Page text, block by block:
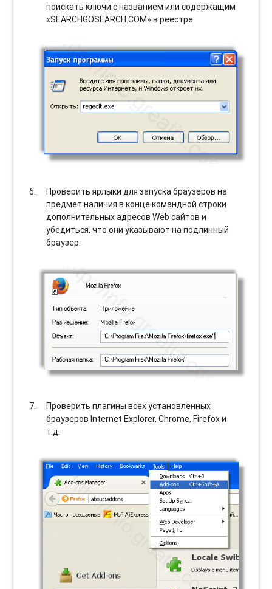
поискать ключи с названием или содержащим
«SEARCHGOSEARCH.COM» в реестре.
Проверить ярлыки для запуска браузеров на
предмет наличия в конце командной строки
дополнительных адресов Web сайтов и
убедиться, что они указывают на подлинный
браузер.
Проверить плагины всех установленных
браузеров Internet Explorer, Chrome, Firefox и
т.д.